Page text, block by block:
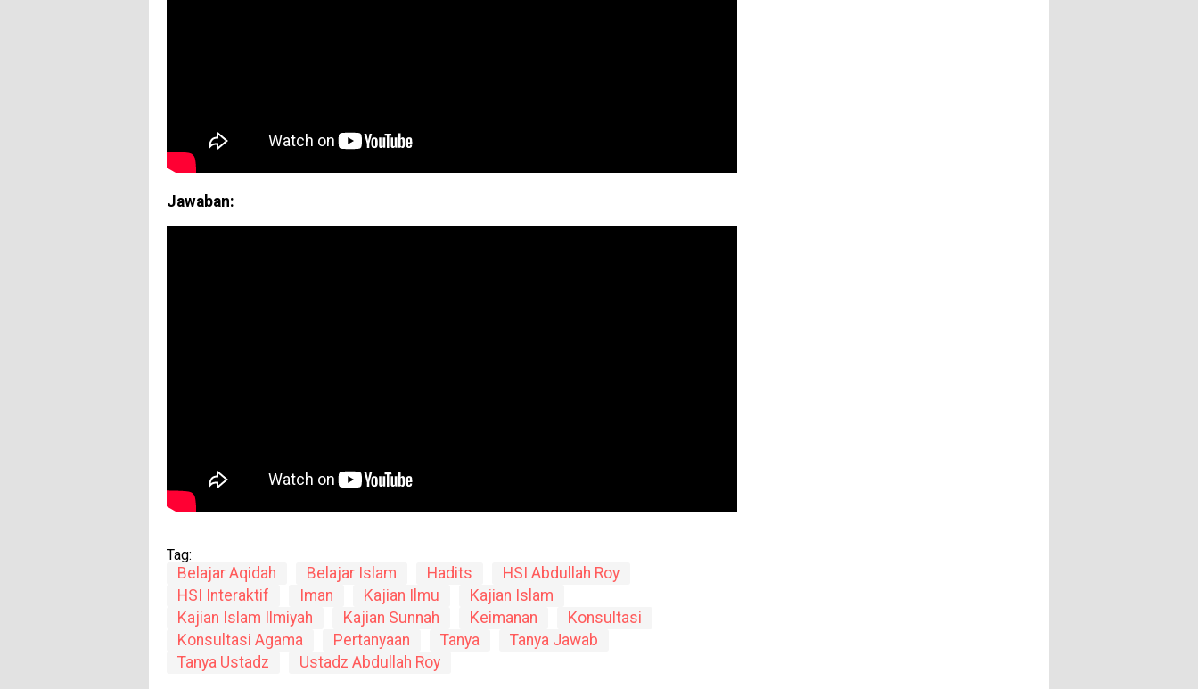
Jawaban:
Tag:
Belajar Aqidah Belajar Islam Hadits
HSI Abdullah Roy
HSI Interaktif
Iman Kajian Ilmu
Kajian Islam
Kajian Islam Ilmiyah
Kajian Sunnah Keimanan
Konsultasi
Konsultasi Agama
Pertanyaan Tanya
Tanya Jawab
Tanya Ustadz
Ustadz Abdullah Roy